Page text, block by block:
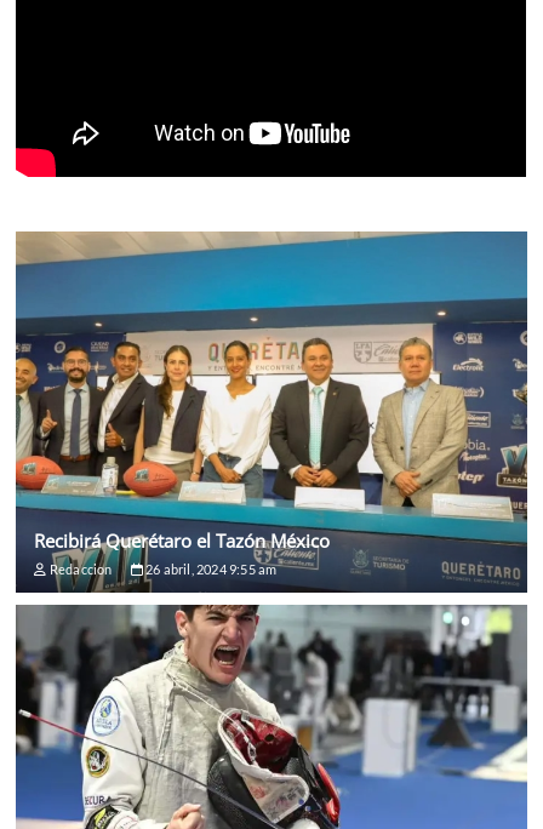
Recibirá Querétaro el Tazón México
Redaccion 26 abril, 2024 9:55 am